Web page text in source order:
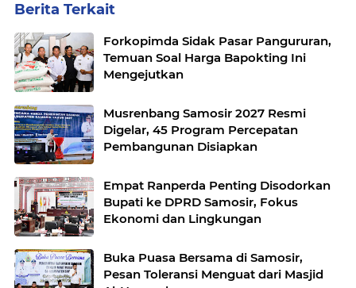
Berita Terkait
Forkopimda Sidak Pasar Pangururan,
Temuan Soal Harga Bapokting Ini
Mengejutkan
Musrenbang Samosir 2027 Resmi
Digelar, 45 Program Percepatan
Pembangunan Disiapkan
Empat Ranperda Penting Disodorkan
Bupati ke DPRD Samosir, Fokus
Ekonomi dan Lingkungan
Buka Puasa Bersama di Samosir,
Pesan Toleransi Menguat dari Masjid